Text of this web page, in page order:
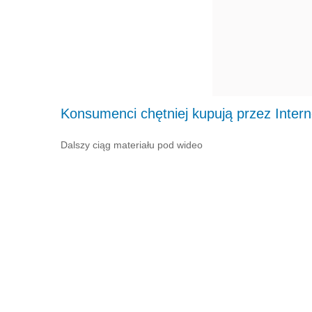
Konsumenci chętniej kupują przez
Dalszy ciąg materiału pod wideo